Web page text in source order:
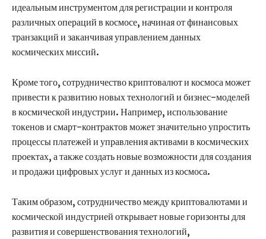
идеальным инструментом для регистрации и контроля
различных операций в космосе, начиная от финансовых
транзакций и заканчивая управлением данных
космических миссий.
Кроме того, сотрудничество криптовалют и космоса может
привести к развитию новых технологий и бизнес-моделей
в космической индустрии. Например, использование
токенов и смарт-контрактов может значительно упростить
процессы платежей и управления активами в космических
проектах, а также создать новые возможности для создания
и продажи цифровых услуг и данных из космоса.
Таким образом, сотрудничество между криптовалютами и
космической индустрией открывает новые горизонты для
развития и совершенствования технологий,